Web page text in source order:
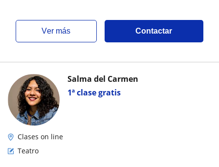
ver más Contactar
1ª clase gratis
Salma del Carmen
Clases on line
Teatro